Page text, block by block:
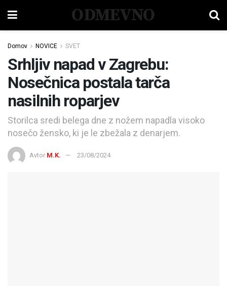
ODMEVNO
Domov NOVICE SVET
Srhljiv napad v Zagrebu:
Nosečnica postala tarča
nasilnih roparjev
Storilca sredi belega dne z nožem napadla visoko
nosečo žensko, ki je le zbežala z denarjem.
Avtor M.K. 23/08/2024